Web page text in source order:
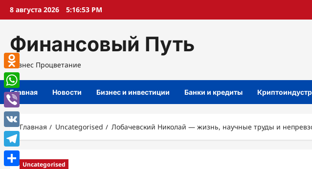
Перейти
8 августа 2026 5:16:54 PM
Финансовый Путь
Бизнес Процветание
Главная Новости Бизнес и инвестиции Банки и кредиты
Главная Uncategorised Лобачевский Николай — жизнь, научные труды и
Uncategorised
Odnoklassniki
WhatsApp
Viber
VK
Telegram